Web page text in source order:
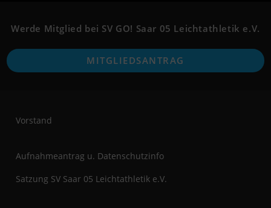
new
new
tab
Werde Mitglied bei SV GO! Saar 05 Leichtathletik e.V.
MITGLIEDSANTRAG
Vorstand
Aufnahmeantrag u. Datenschutzinfo
Satzung SV Saar 05 Leichtathletik e.V.